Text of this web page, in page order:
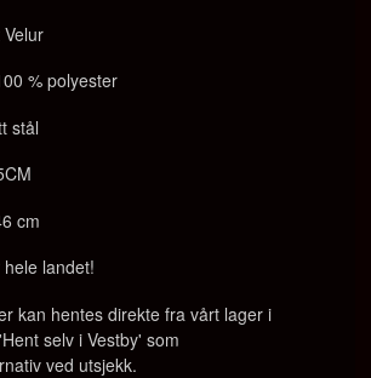
% polyester
stål
cm
landet!
kan hentes direkte fra vårt lager i
selv i Vestby' som
ved utsjekk.